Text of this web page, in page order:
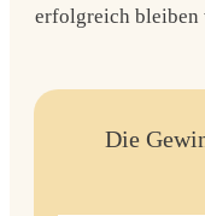
erfolgreich bleiben
Die